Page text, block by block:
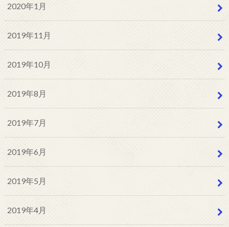
2020年1月
2019年11月
2019年10月
2019年8月
2019年7月
2019年6月
2019年5月
2019年4月